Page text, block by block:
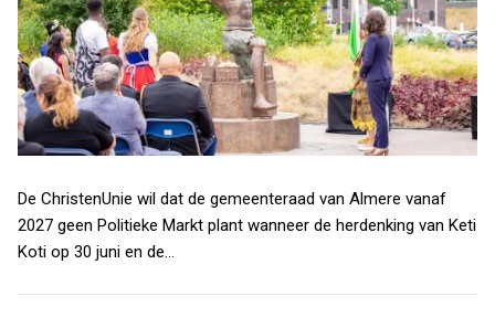
De ChristenUnie wil dat de gemeenteraad van Almere vanaf
2027 geen Politieke Markt plant wanneer de herdenking van Keti
Koti op 30 juni en de…